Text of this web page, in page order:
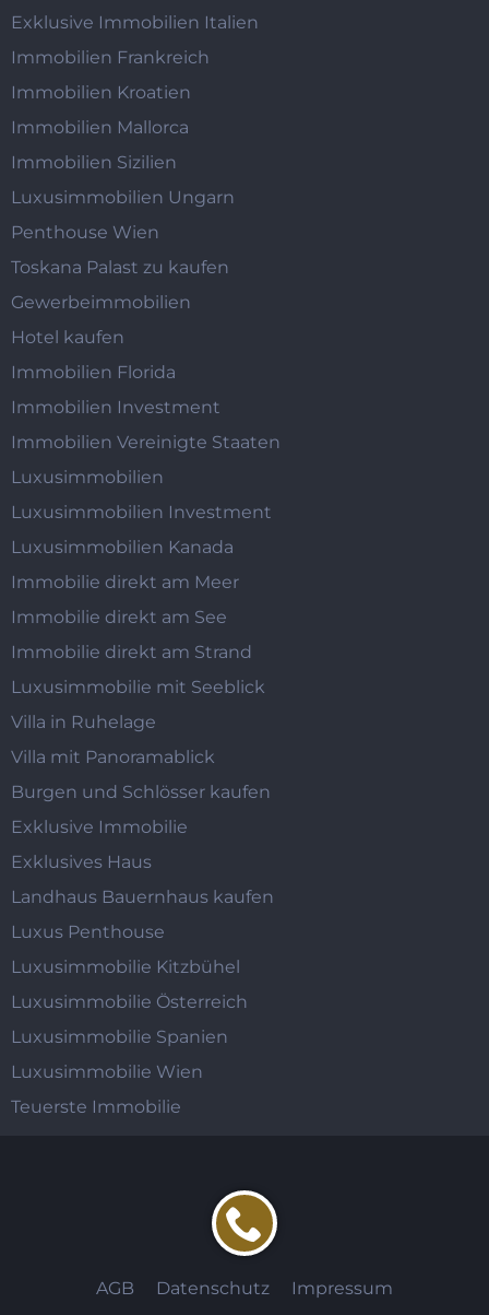
Exklusive Immobilien Italien
Immobilien Frankreich
Immobilien Kroatien
Immobilien Mallorca
Immobilien Sizilien
Luxusimmobilien Ungarn
Penthouse Wien
Toskana Palast zu kaufen
Gewerbeimmobilien
Hotel kaufen
Immobilien Florida
Immobilien Investment
Immobilien Vereinigte Staaten
Luxusimmobilien
Luxusimmobilien Investment
Luxusimmobilien Kanada
Immobilie direkt am Meer
Immobilie direkt am See
Immobilie direkt am Strand
Luxusimmobilie mit Seeblick
Villa in Ruhelage
Villa mit Panoramablick
Burgen und Schlösser kaufen
Exklusive Immobilie
Exklusives Haus
Landhaus Bauernhaus kaufen
Luxus Penthouse
Luxusimmobilie Kitzbühel
Luxusimmobilie Österreich
Luxusimmobilie Spanien
Luxusimmobilie Wien
Teuerste Immobilie
AGB Datenschutz Impressum